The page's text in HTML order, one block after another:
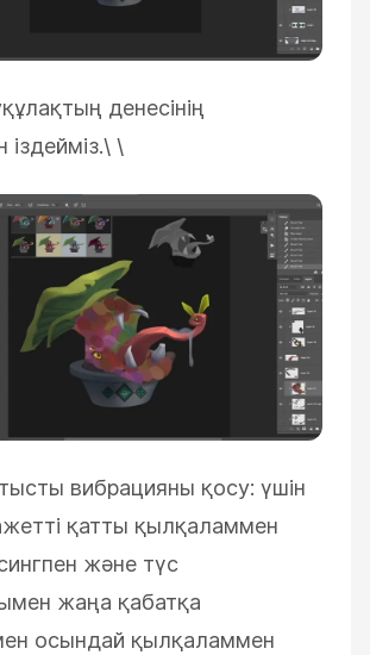
денесінің
\
вибрацияны қосу: үшін
қатты қылқаламмен
және түс
жаңа қабатқа
осындай қылқаламмен